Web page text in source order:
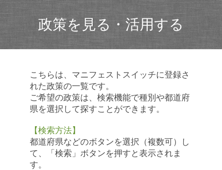
政策を見る・活用する
こちらは、マニフェストスイッチに登録さ
れた政策の一覧です。
ご希望の政策は、検索機能で種別や都道府
県を選択して探すことができます。
【検索方法】
都道府県などのボタンを選択（複数可）し
て、「検索」ボタンを押すと表示されま
す。